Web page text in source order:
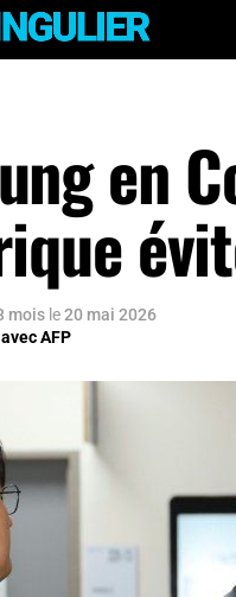
en
mois le20 mai 2026
AFP